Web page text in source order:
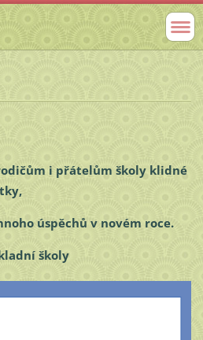
i přátelům školy klidné
úspěchů v novém roce.
školy